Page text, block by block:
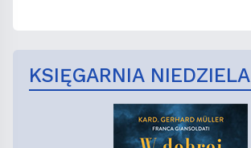
KSIĘGARNIA NIEDZIELA